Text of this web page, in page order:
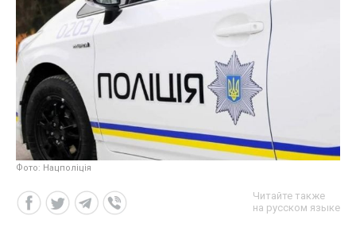
Фото: Нацполіція
Читайте также
на русском языке